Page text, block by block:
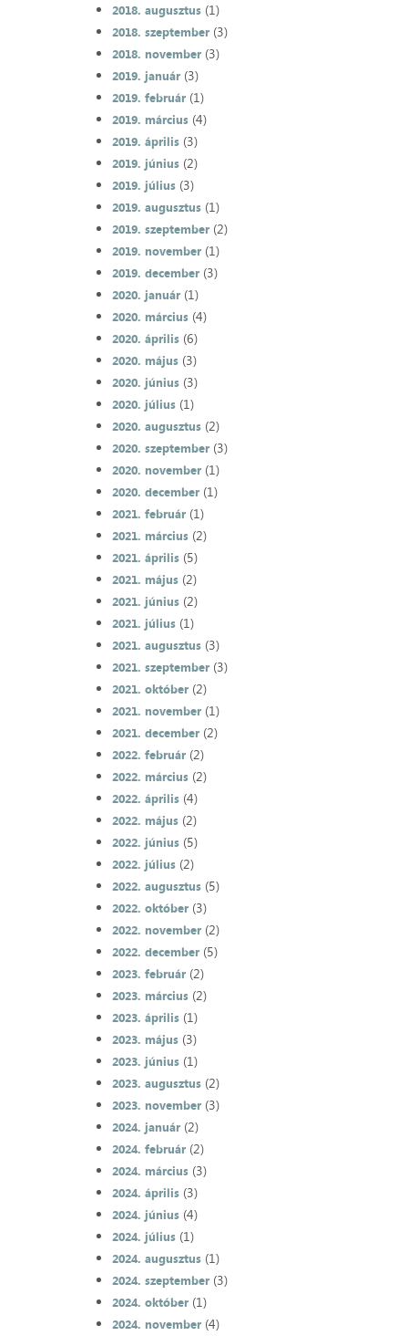
2018. augusztus(1)
2018. szeptember(3)
2018. november(3)
2019. január(3)
2019. február(1)
2019. március(4)
2019. április(3)
2019. június(2)
2019. július(3)
2019. augusztus(1)
2019. szeptember(2)
2019. november(1)
2019. december(3)
2020. január(1)
2020. március(4)
2020. április(6)
2020. május(3)
2020. június(3)
2020. július(1)
2020. augusztus(2)
2020. szeptember(3)
2020. november(1)
2020. december(1)
2021. február(1)
2021. március(2)
2021. április(5)
2021. május(2)
2021. június(2)
2021. július(1)
2021. augusztus(3)
2021. szeptember(3)
2021. október(2)
2021. november(1)
2021. december(2)
2022. február(2)
2022. március(2)
2022. április(4)
2022. május(2)
2022. június(5)
2022. július(2)
2022. augusztus(5)
2022. október(3)
2022. november(2)
2022. december(5)
2023. február(2)
2023. március(2)
2023. április(1)
2023. május(3)
2023. június(1)
2023. augusztus(2)
2023. november(3)
2024. január(2)
2024. február(2)
2024. március(3)
2024. április(3)
2024. június(4)
2024. július(1)
2024. augusztus(1)
2024. szeptember(3)
2024. október(1)
2024. november(4)